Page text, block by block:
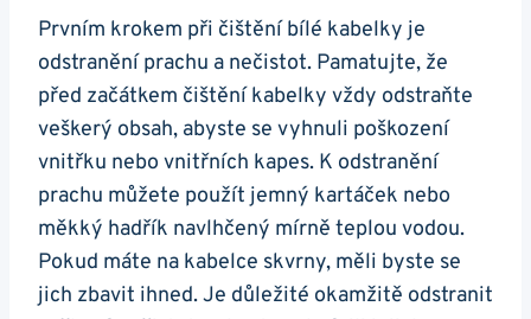
Prvním krokem při čištění⁤ bílé kabelky je
odstranění prachu a nečistot. Pamatujte, že
před začátkem čištění kabelky vždy odstraňte⁤
veškerý obsah, abyste se vyhnuli poškození
vnitřku‌ nebo vnitřních kapes. K odstranění
‍prachu můžete použít jemný kartáček nebo
měkký hadřík⁤ navlhčený mírně teplou vodou.
Pokud máte na ⁢kabelce skvrny, měli byste ⁣se
jich⁢ zbavit ⁢ihned. Je⁤ důležité okamžitě odstranit